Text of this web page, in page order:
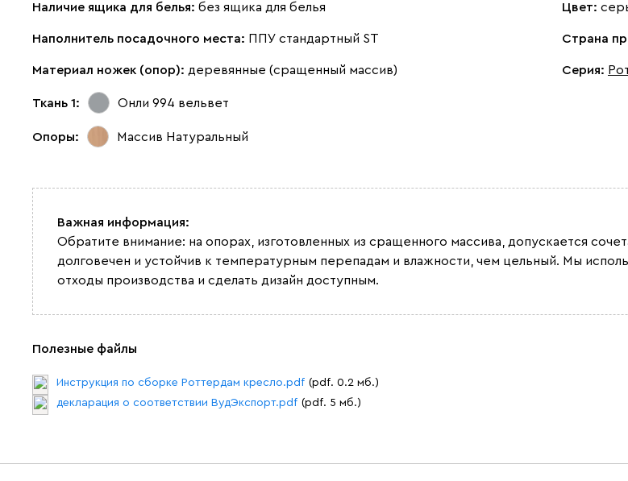
Наличие ящика для белья: без ящика для белья
Наполнитель посадочного места: ППУ стандартный ST
Материал ножек (опор): деревянные (сращенный массив)
Ткань 1: Онли 994 вельвет
Опоры: Массив Натуральный
Цвет:
Страна
Серия:
Важная информация:
Обратите внимание: на опорах, изготовленных из сращенного массива, допускается
долговечен и устойчив к температурным перепадам и влажности, чем цельный. Мы
отходы производства и сделать дизайн доступным.
Полезные файлы
Инструкция по сборке Роттердам кресло.pdf (pdf. 0.2 мб.)
декларация о соответствии ВудЭкспорт.pdf (pdf. 5 мб.)